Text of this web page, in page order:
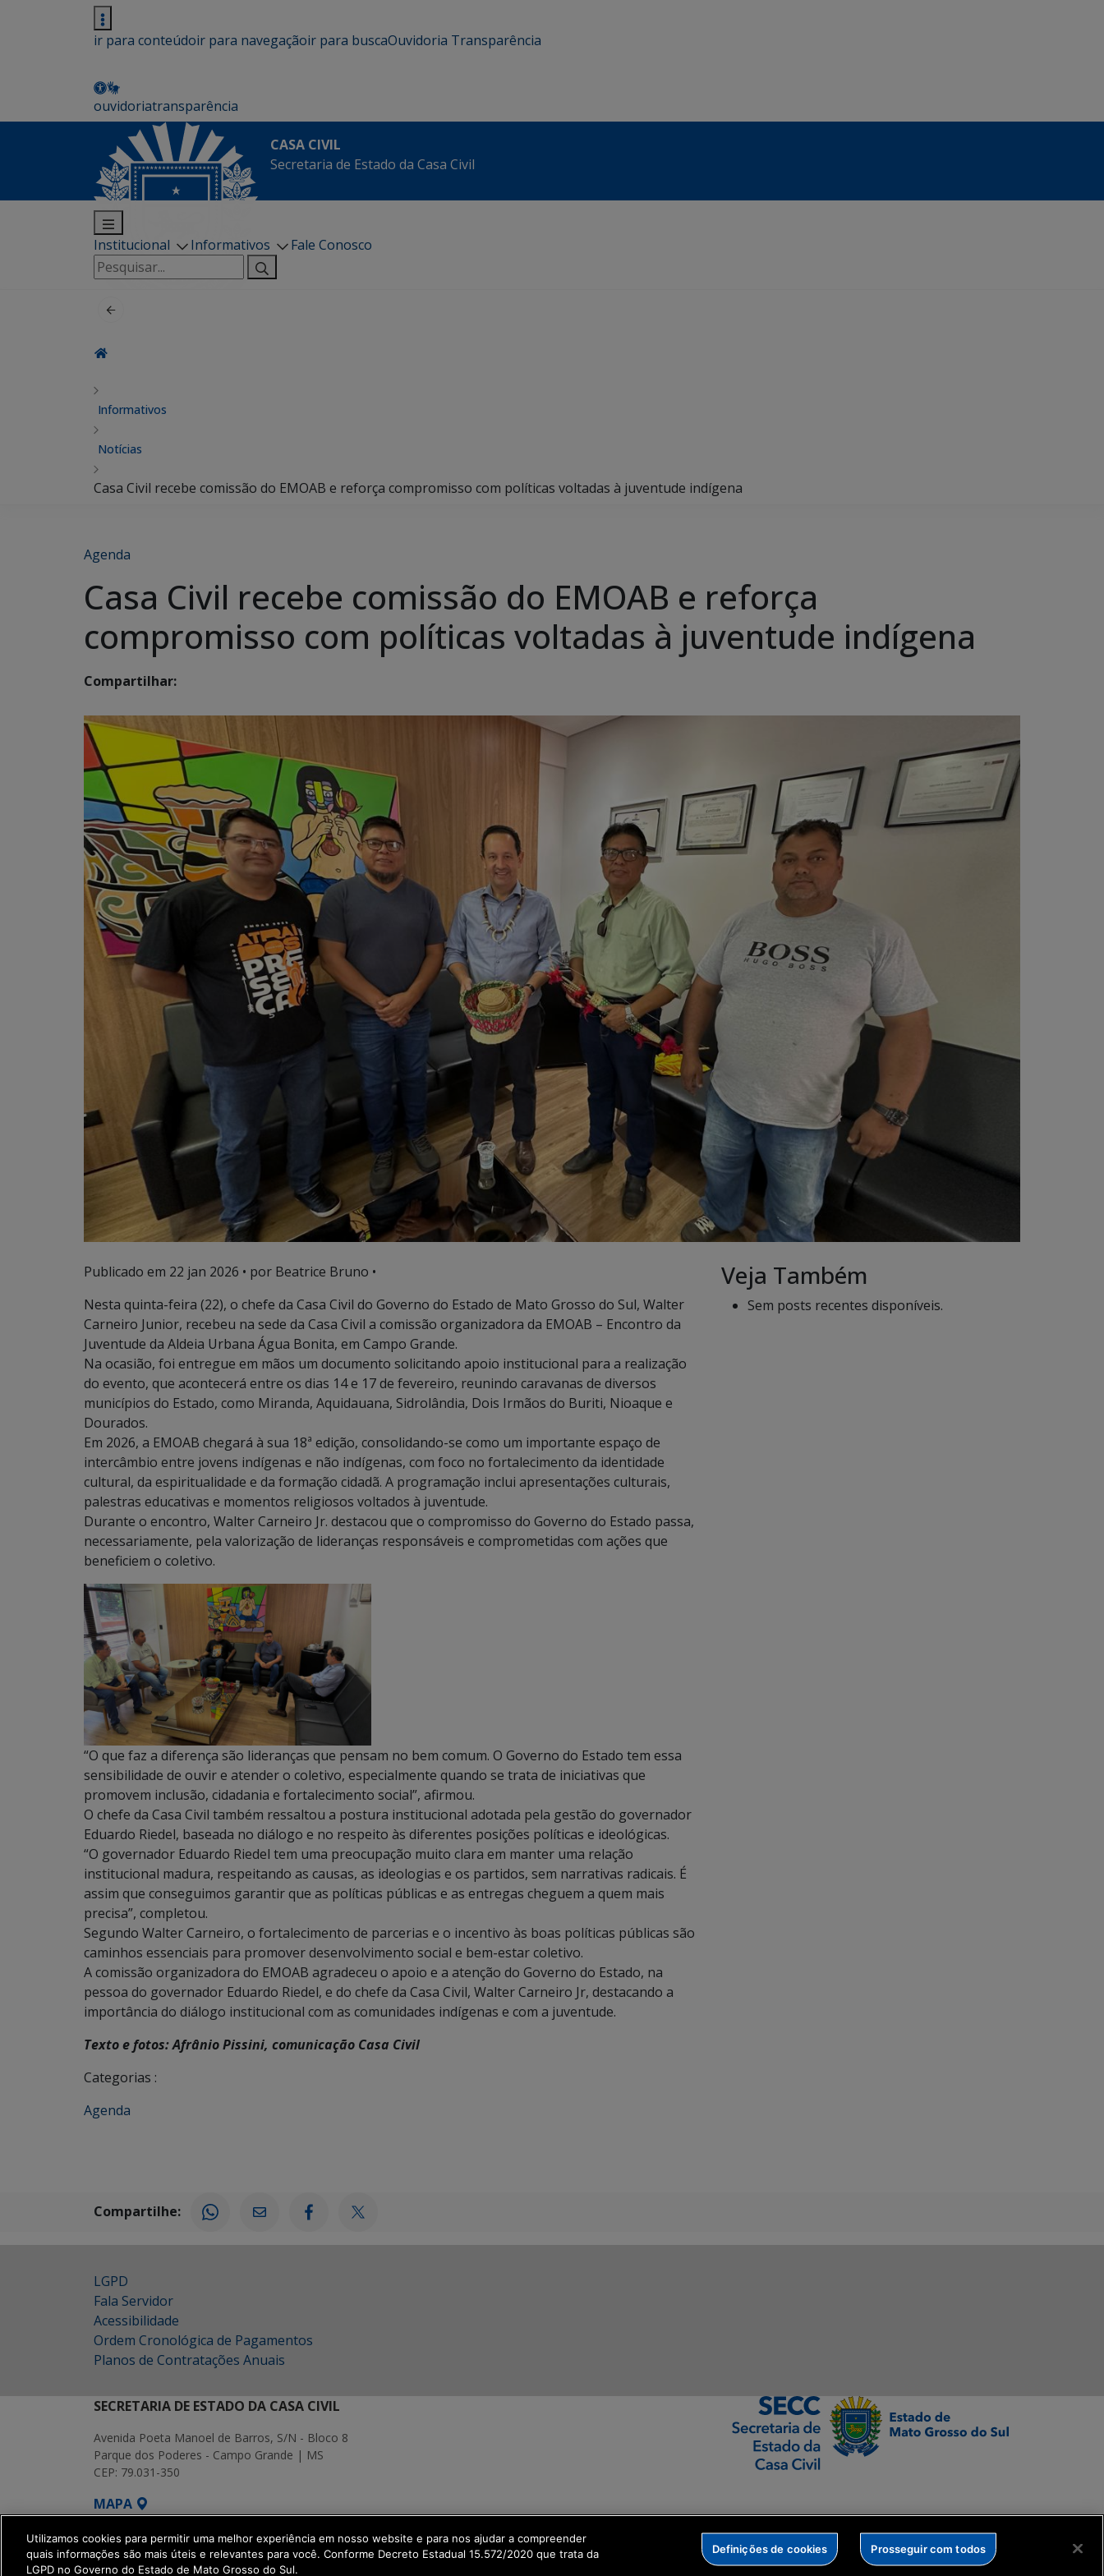
ir para conteúdoir para navegaçãoir para buscaOuvidoria Transparência
ouvidoriatransparência
CASA CIVIL
Secretaria de Estado da Casa Civil
Institucional Informativos
Fale Conosco
Pesquisar
por:
Informativos
Notícias
Casa Civil recebe comissão do EMOAB e reforça compromisso com políticas voltadas à juventude indígena
Agenda
Casa Civil recebe comissão do EMOAB e reforça
compromisso com políticas voltadas à juventude indígena
Compartilhar:
Publicado em 22 jan 2026 • por Beatrice Bruno •
Nesta quinta-feira (22), o chefe da Casa Civil do Governo do Estado de Mato Grosso do Sul, Walter
Carneiro Junior, recebeu na sede da Casa Civil a comissão organizadora da EMOAB – Encontro da
Juventude da Aldeia Urbana Água Bonita, em Campo Grande.
Na ocasião, foi entregue em mãos um documento solicitando apoio institucional para a realização
do evento, que acontecerá entre os dias 14 e 17 de fevereiro, reunindo caravanas de diversos
municípios do Estado, como Miranda, Aquidauana, Sidrolândia, Dois Irmãos do Buriti, Nioaque e
Dourados.
Em 2026, a EMOAB chegará à sua 18ª edição, consolidando-se como um importante espaço de
intercâmbio entre jovens indígenas e não indígenas, com foco no fortalecimento da identidade
cultural, da espiritualidade e da formação cidadã. A programação inclui apresentações culturais,
palestras educativas e momentos religiosos voltados à juventude.
Durante o encontro, Walter Carneiro Jr. destacou que o compromisso do Governo do Estado passa,
necessariamente, pela valorização de lideranças responsáveis e comprometidas com ações que
beneficiem o coletivo.
“O que faz a diferença são lideranças que pensam no bem comum. O Governo do Estado tem essa
sensibilidade de ouvir e atender o coletivo, especialmente quando se trata de iniciativas que
promovem inclusão, cidadania e fortalecimento social”, afirmou.
O chefe da Casa Civil também ressaltou a postura institucional adotada pela gestão do governador
Eduardo Riedel, baseada no diálogo e no respeito às diferentes posições políticas e ideológicas.
“O governador Eduardo Riedel tem uma preocupação muito clara em manter uma relação
institucional madura, respeitando as causas, as ideologias e os partidos, sem narrativas radicais. É
assim que conseguimos garantir que as políticas públicas e as entregas cheguem a quem mais
precisa”, completou.
Segundo Walter Carneiro, o fortalecimento de parcerias e o incentivo às boas políticas públicas são
caminhos essenciais para promover desenvolvimento social e bem-estar coletivo.
A comissão organizadora do EMOAB agradeceu o apoio e a atenção do Governo do Estado, na
pessoa do governador Eduardo Riedel, e do chefe da Casa Civil, Walter Carneiro Jr, destacando a
importância do diálogo institucional com as comunidades indígenas e com a juventude.
Texto e fotos: Afrânio Pissini, comunicação Casa Civil
Categorias :
Agenda
Veja Também
Sem posts recentes disponíveis.
Compartilhe:
LGPD
Fala Servidor
Acessibilidade
Ordem Cronológica de Pagamentos
Planos de Contratações Anuais
SECRETARIA DE ESTADO DA CASA CIVIL
Avenida Poeta Manoel de Barros, S/N - Bloco 8
Parque dos Poderes - Campo Grande | MS
CEP: 79.031-350
MAPA
SETDIG | Secretaria-Executiva de Transformação Digital
Utilizamos cookies para permitir uma melhor experiência em nosso website e para nos ajudar a compreender
quais informações são mais úteis e relevantes para você. Conforme Decreto Estadual 15.572/2020 que trata da
LGPD no Governo do Estado de Mato Grosso do Sul.
Definições de cookies Prosseguir com todos